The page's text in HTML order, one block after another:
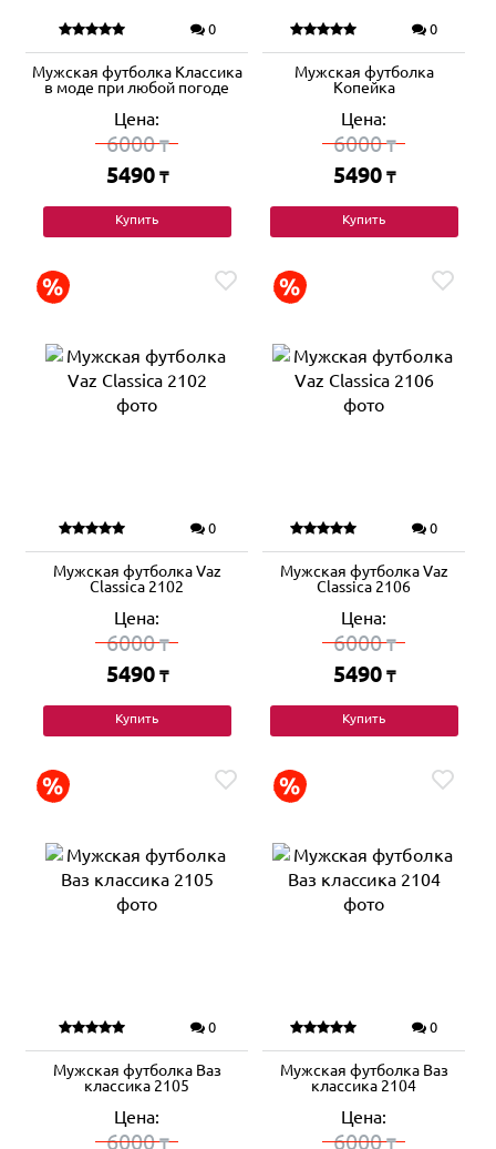
0
Мужская футболка Классика
в моде при любой погоде
Цена:
6000₸
5490 ₸
Купить
0
Мужская футболка
Копейка
Цена:
6000₸
5490 ₸
Купить
0
Мужская футболка Vaz
Classica 2102
Цена:
6000₸
5490 ₸
Купить
0
Мужская футболка Vaz
Classica 2106
Цена:
6000₸
5490 ₸
Купить
0
Мужская футболка Ваз
классика 2105
Цена:
6000₸
0
Мужская футболка Ваз
классика 2104
Цена:
6000₸